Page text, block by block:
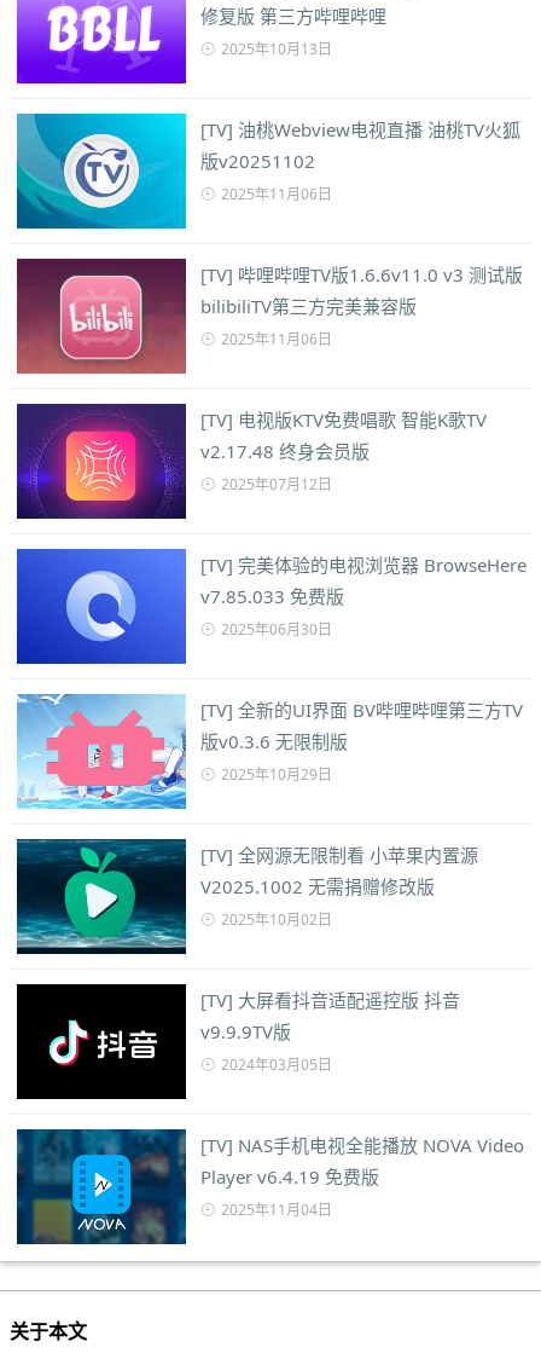
修复版 第三方哔哩哔哩
2025年10月13日
[TV] 油桃Webview电视直播 油桃TV火狐
版v20251102
2025年11月06日
[TV] 哔哩哔哩TV版1.6.6v11.0 v3 测试版
bilibiliTV第三方完美兼容版
2025年11月06日
[TV] 电视版KTV免费唱歌 智能K歌TV
v2.17.48 终身会员版
2025年07月12日
[TV] 完美体验的电视浏览器 BrowseHere
v7.85.033 免费版
2025年06月30日
[TV] 全新的UI界面 BV哔哩哔哩第三方TV
版v0.3.6 无限制版
2025年10月29日
[TV] 全网源无限制看 小苹果内置源
V2025.1002 无需捐赠修改版
2025年10月02日
[TV] 大屏看抖音适配遥控版 抖音
v9.9.9TV版
2024年03月05日
[TV] NAS手机电视全能播放 NOVA Video
Player v6.4.19 免费版
2025年11月04日
关于本文